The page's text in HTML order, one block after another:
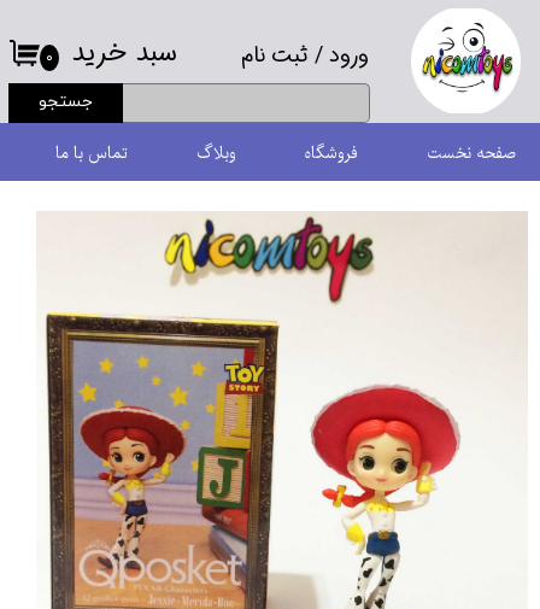
ورود/ ثبت نام
حساب کاربری من
تغییر گذر واژه
سفارشات
خروج از حساب کاربری
جستجو
۰ سبد خرید
صفحه نخست فروشگاه وبلاگ تماس با ما